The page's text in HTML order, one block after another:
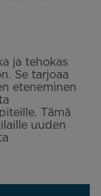
ja tehokas
Se tarjoaa
eteneminen
Tämä
uuden